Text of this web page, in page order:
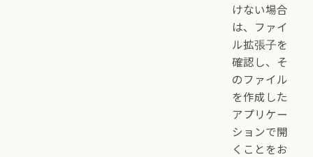
けない場合
は、ファイ
ル拡張子を
確認し、そ
のファイル
を作成した
アプリケー
ションで開
くことをお